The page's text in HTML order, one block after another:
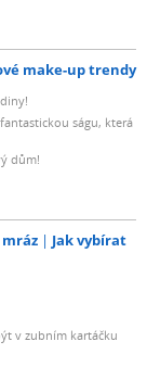
make-up trendy
ságu, která
dům!
Jak vybírat
v zubním kartáčku